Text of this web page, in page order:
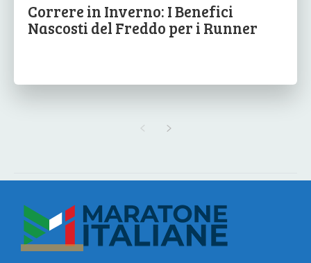
Correre in Inverno: I Benefici
Nascosti del Freddo per i Runner